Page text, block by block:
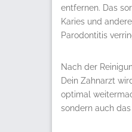
entfernen. Das
Karies und
Parodontitis
Nach der
Dein Zahnarzt
optimal
sondern auch